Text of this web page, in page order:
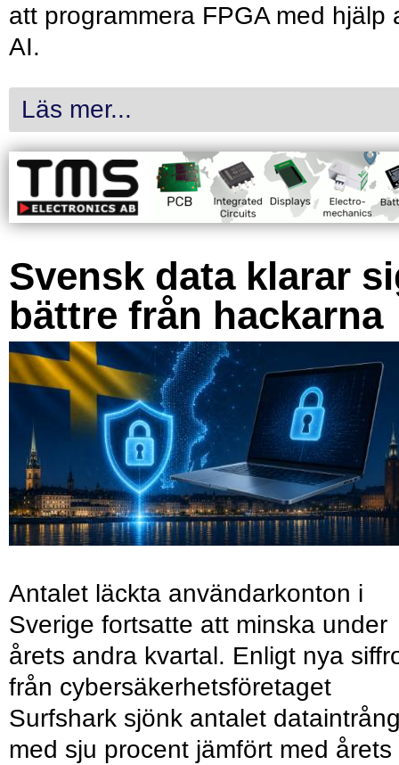
att programmera FPGA med hjälp
AI.
Läs mer...
Svensk data klarar
bättre från hackarna
Antalet läckta användarkonton i
Sverige fortsatte att minska under
årets andra kvartal. Enligt nya
från cybersäkerhetsföretaget
Surfshark sjönk antalet
med sju procent jämfört med årets